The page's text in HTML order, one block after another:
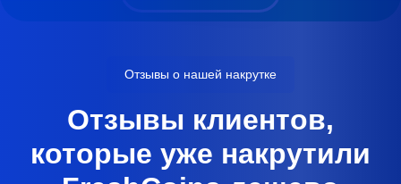
Отзывы о нашей накрутке
Отзывы клиентов,
которые уже накрутили